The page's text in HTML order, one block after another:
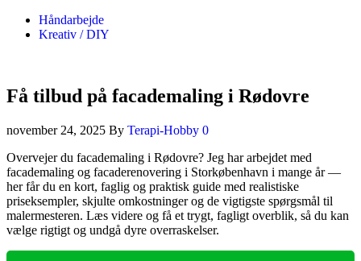
Håndarbejde
Kreativ / DIY
Få tilbud på facademaling i Rødovre
november 24, 2025 By Terapi-Hobby 0
Overvejer du facademaling i Rødovre? Jeg har arbejdet med
facademaling og facaderenovering i Storkøbenhavn i mange år —
her får du en kort, faglig og praktisk guide med realistiske
priseksempler, skjulte omkostninger og de vigtigste spørgsmål til
malermesteren. Læs videre og få et trygt, fagligt overblik, så du kan
vælge rigtigt og undgå dyre overraskelser.